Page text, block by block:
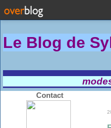
Le Blog de
Contact